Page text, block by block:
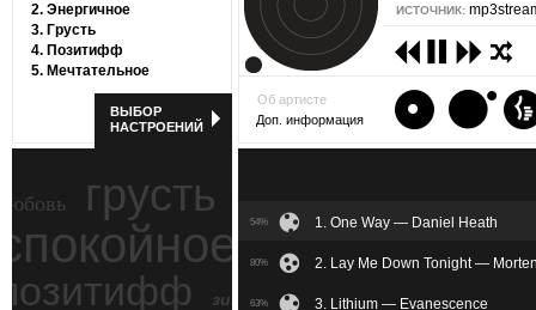
2. Энергичное
3. Грусть
4. Позитифф
5. Мечтательное
ВЫБОР
НАСТРОЕНИЙ
грусть
ностальгия
зимний экстрим
ИСТОЧНИК:
Об артисте
Доп. информация
54% 1. One Way — Daniel Heath
80% 2. Lay Me Down Tonight —
63% 3. Lithium — Evanescence